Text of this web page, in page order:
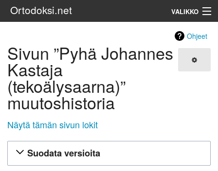
Ortodoksi.net VALIKKO
Haku
Ohjeet
Sivun ”Pyhä Johannes
Kastaja
(tekoälysaarna)”
muutoshistoria
Näytä tämän sivun lokit
Suodata versioita